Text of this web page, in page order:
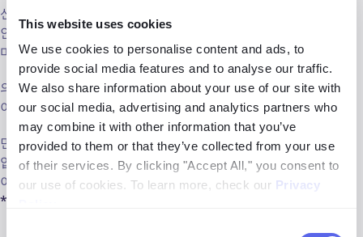
This website uses cookies
We use cookies to personalise content and ads, to
provide social media features and to analyse our traffic.
We also share information about your use of our site with
our social media, advertising and analytics partners who
may combine it with other information that you’ve
provided to them or that they’ve collected from your use
of their services. By clicking "Accept All," you consent to
our use of cookies. To learn more, check our Privacy
신뢰할 수 있는 출처에서 나온 이미지 인식 도구는 일반적으로
안전하지만, 데이터를 조심하는 것이 항상 좋은 관행입니다. 이
미지 검색을 위해 사용하는 모든 서비스
의 개인정보 보호 정책을 읽고 이해하는 것이 중요합니다. 질문
이 있으면 그들의 지원 팀에 연락을 주저하지 마십시오.
민감한 사진을 다룰 때 특히 조심하십시오. 반려동물의 사진을
업로드하는 것은 아마도 무해하지만 개인적이거나 노출이 많은
이미지를 사용할 때는 조심하십시오.
*선택된 지역에서 사용 가능